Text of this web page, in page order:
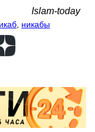
Islam-today
никабы